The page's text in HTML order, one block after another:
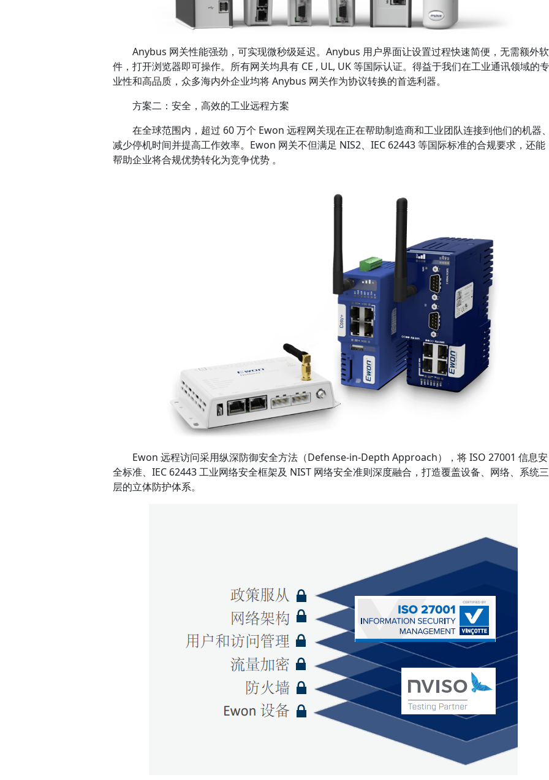
Anybus 网关性能强劲，可实现微秒级延迟。Anybus 用户界面让设置过程快速简便，无需额外软
件，打开浏览器即可操作。所有网关均具有 CE , UL, UK 等国际认证。得益于我们在工业通讯领域的专
业性和高品质，众多海内外企业均将 Anybus 网关作为协议转换的首选利器。
方案二：安全，高效的工业远程方案
在全球范围内，超过 60 万个 Ewon 远程网关现在正在帮助制造商和工业团队连接到他们的机器
减少停机时间并提高工作效率。Ewon 网关不但满足 NIS2、IEC 62443 等国际标准的合规要求，还能
帮助企业将合规优势转化为竞争优势 。
Ewon 远程访问采用纵深防御安全方法（Defense-in-Depth Approach），将 ISO 27001 信息安
全标准、IEC 62443 工业网络安全框架及 NIST 网络安全准则深度融合，打造覆盖设备、网络、系统三
层的立体防护体系。